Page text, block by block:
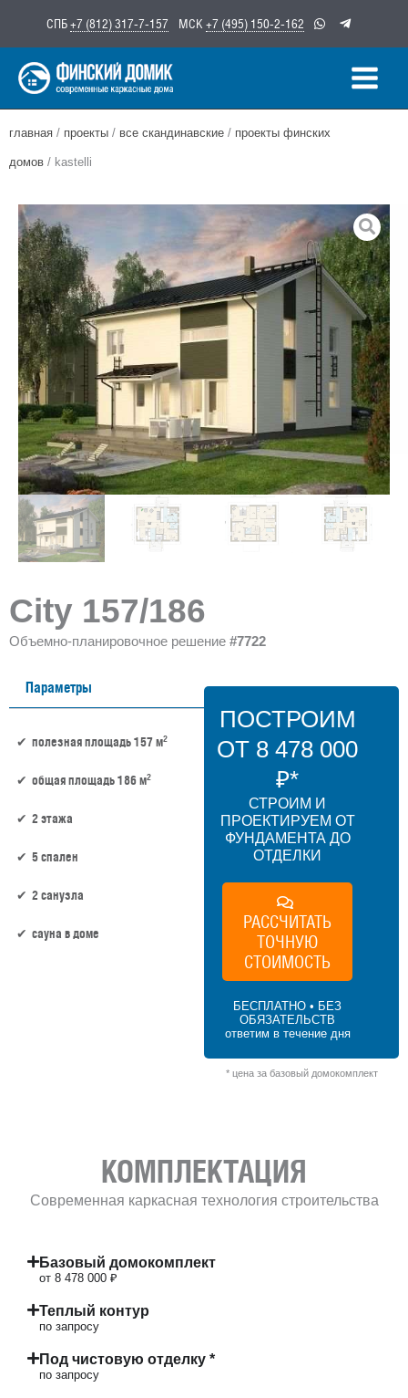
содержимому
СПБ+7 (812) 317-7-157 МСК +7 (495) 150-2-162
главная / проекты / все скандинавские / проекты финских
домов / kastelli
City 157/186
Объемно-планировочное решение #7722
Параметры
полезная площадь 157 м2
общая площадь 186 м2
2 этажа
5 спален
2 санузла
сауна в доме
ПОСТРОИМ
ОТ 8 478 000
₽*
СТРОИМ И
ПРОЕКТИРУЕМ ОТ
ФУНДАМЕНТА ДО
ОТДЕЛКИ
РАССЧИТАТЬ
ТОЧНУЮ
СТОИМОСТЬ
БЕСПЛАТНО • БЕЗ
ОБЯЗАТЕЛЬСТВ
ответим в течение дня
* цена за базовый домокомплект
КОМПЛЕКТАЦИЯ
Современная каркасная технология строительства
Базовый домокомплект
от 8 478 000 ₽
Теплый контур
по запросу
Под чистовую отделку *
по запросу